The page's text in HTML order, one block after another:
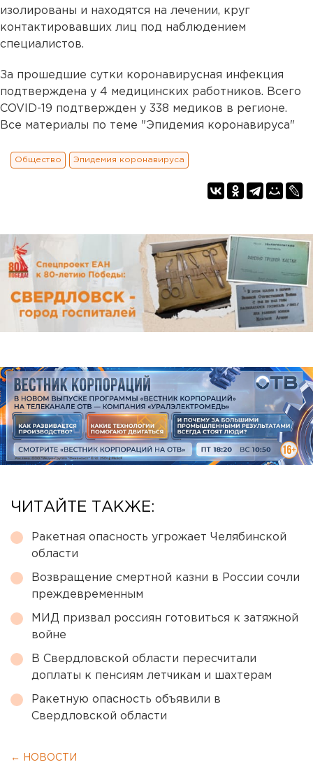
изолированы и находятся на лечении, круг
контактировавших лиц под наблюдением
специалистов.
За прошедшие сутки коронавирусная инфекция
подтверждена у 4 медицинских работников. Всего
COVID-19 подтвержден у 338 медиков в регионе.
Все материалы по теме "Эпидемия коронавируса"
Общество Эпидемия коронавируса
ЧИТАЙТЕ ТАКЖЕ:
Ракетная опасность угрожает Челябинской
области
Возвращение смертной казни в России сочли
преждевременным
МИД призвал россиян готовиться к затяжной
войне
В Свердловской области пересчитали
доплаты к пенсиям летчикам и шахтерам
Ракетную опасность объявили в
Свердловской области
← НОВОСТИ